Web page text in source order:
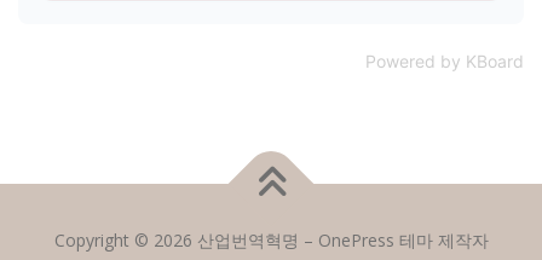
Powered by KBoard
Copyright © 2026 산업번역혁명 – OnePress 테마 제작자